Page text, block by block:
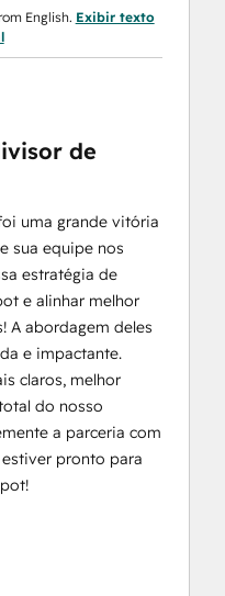
English. Exibir texto
de
uma grande vitória
sua equipe nos
estratégia de
e alinhar melhor
A abordagem deles
e impactante.
claros, melhor
do nosso
a parceria com
pronto para